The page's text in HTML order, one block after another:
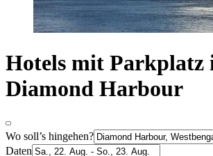
Hotels mit Parkplatz
Diamond Harbour
Wo soll’s hingehen?
Daten